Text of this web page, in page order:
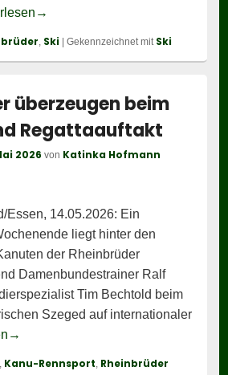
Ex(e)it to the Mountains! Geht in
→
, Ski |Gekennzeichnet mit Ski
überzeugen beim
Regattaauftakt
2026 von Katinka Hofmann
Essen, 14.05.2026: Ein
liegt hinter den
der Rheinbrüder
Damenbundestrainer Ralf
Tim Bechtold beim
Szeged auf internationaler
Rheinbrüder überzeugen beim
→
, Kanu-Rennsport, Rheinbrüder